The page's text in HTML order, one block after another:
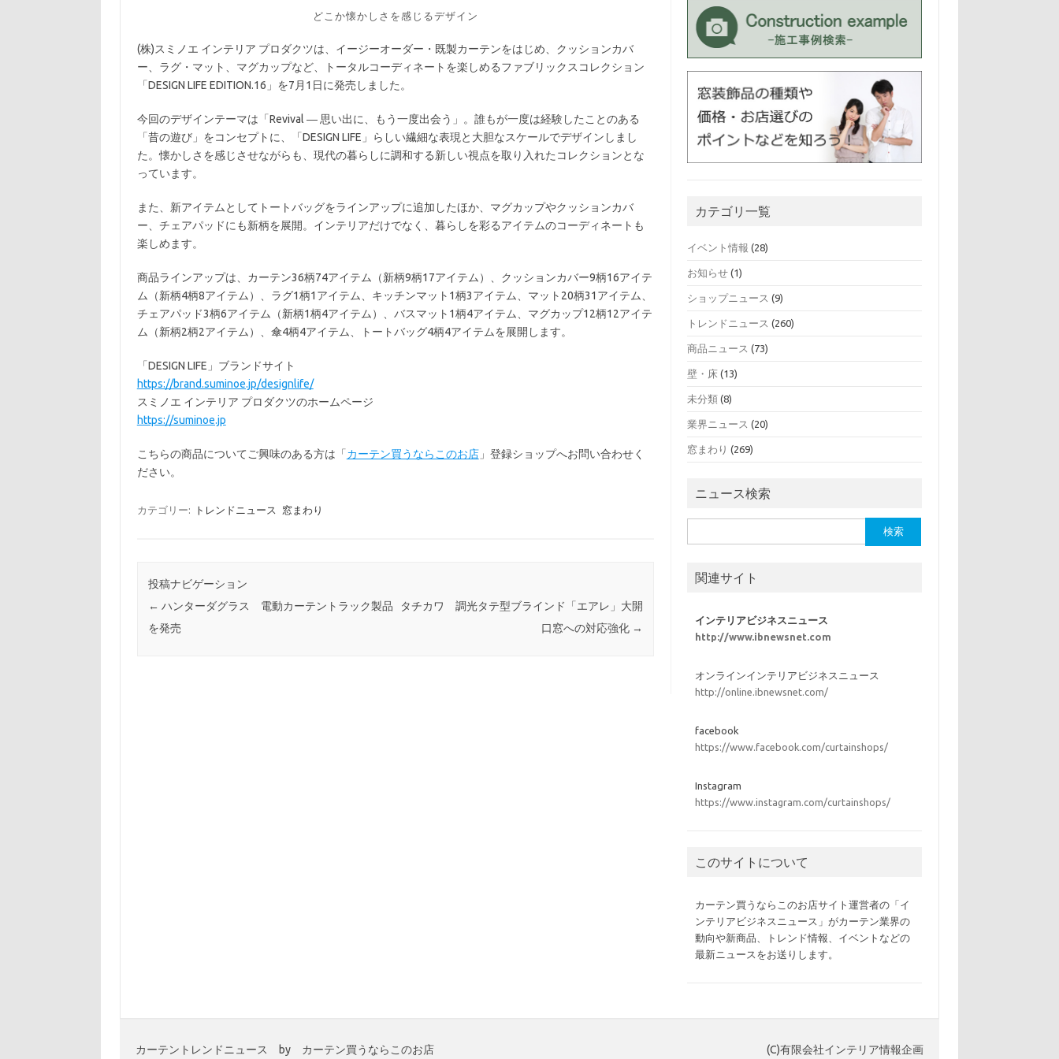
どこか懐かしさを感じるデザイン
(株)スミノエ インテリア プロダクツは、イージーオーダー・既製カーテンをはじめ、クッションカバ
ー、ラグ・マット、マグカップなど、トータルコーディネートを楽しめるファブリックスコレクション
「DESIGN LIFE EDITION.16」を7月1日に発売しました。
今回のデザインテーマは「Revival ― 思い出に、もう一度出会う」。誰もが一度は経験したことのある
「昔の遊び」をコンセプトに、「DESIGN LIFE」らしい繊細な表現と大胆なスケールでデザインしまし
た。懐かしさを感じさせながらも、現代の暮らしに調和する新しい視点を取り入れたコレクションとな
っています。
また、新アイテムとしてトートバッグをラインアップに追加したほか、マグカップやクッションカバ
ー、チェアパッドにも新柄を展開。インテリアだけでなく、暮らしを彩るアイテムのコーディネートも
楽しめます。
商品ラインアップは、カーテン36柄74アイテム（新柄9柄17アイテム）、クッションカバー9柄16アイテ
ム（新柄4柄8アイテム）、ラグ1柄1アイテム、キッチンマット1柄3アイテム、マット20柄31アイテム、
チェアパッド3柄6アイテム（新柄1柄4アイテム）、バスマット1柄4アイテム、マグカップ12柄12アイテ
ム（新柄2柄2アイテム）、傘4柄4アイテム、トートバッグ4柄4アイテムを展開します。
「DESIGN LIFE」ブランドサイト
https://brand.suminoe.jp/designlife/
スミノエ インテリア プロダクツのホームページ
https://suminoe.jp
こちらの商品についてご興味のある方は「カーテン買うならこのお店」登録ショップへお問い合わせく
ださい。
カテゴリー: トレンドニュース 窓まわり
投稿ナビゲーション
← ハンターダグラス 電動カーテントラック製品
を発売
タチカワ 調光タテ型ブラインド「エアレ」大開
口窓への対応強化 →
カテゴリ一覧
イベント情報 (28)
お知らせ (1)
ショップニュース (9)
トレンドニュース (260)
商品ニュース (73)
壁・床 (13)
未分類 (8)
業界ニュース (20)
窓まわり (269)
ニュース検索
索:
関連サイト
インテリアビジネスニュース
http://www.ibnewsnet.com
オンラインインテリアビジネスニュース
http://online.ibnewsnet.com/
facebook
https://www.facebook.com/curtainshops/
Instagram
https://www.instagram.com/curtainshops/
このサイトについて
カーテン買うならこのお店サイト運営者の「イ
ンテリアビジネスニュース」がカーテン業界の
動向や新商品、トレンド情報、イベントなどの
最新ニュースをお送りします。
カーテントレンドニュース by カーテン買うならこのお店 (C)有限会社インテリア情報企画